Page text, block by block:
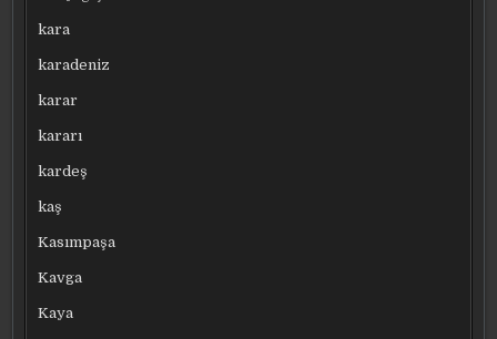
kara
karadeniz
karar
kararı
kardeş
kaş
Kasımpaşa
Kavga
Kaya